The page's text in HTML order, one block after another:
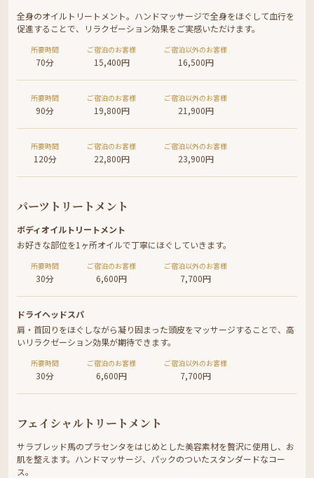
全身のオイルトリートメント。ハンドマッサージで全身をほぐして血行を
促進することで、リラクゼーション効果をご実感いただけます。
所要時間
70分
ご宿泊のお客様
15,400円
ご宿泊以外のお客様
16,500円
所要時間
90分
ご宿泊のお客様
19,800円
ご宿泊以外のお客様
21,900円
所要時間
120分
ご宿泊のお客様
22,800円
ご宿泊以外のお客様
23,900円
パーツトリートメント
ボディオイルトリートメント
お好きな部位を1ヶ所オイルで丁寧にほぐしていきます。
所要時間
30分
ご宿泊のお客様
6,600円
ご宿泊以外のお客様
7,700円
ドライヘッドスパ
肩・首回りをほぐしながら凝り固まった頭皮をマッサージすることで、高
いリラクゼーション効果が期待できます。
所要時間
30分
ご宿泊のお客様
6,600円
ご宿泊以外のお客様
7,700円
フェイシャルトリートメント
サラブレッド馬のプラセンタをはじめとした美容素材を贅沢に使用し、お
肌を整えます。ハンドマッサージ、パックのついたスタンダードなコー
ス。